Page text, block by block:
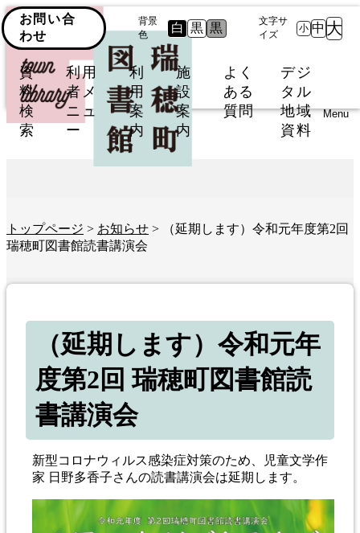
お問い合
わせ
背景
色
白 黒 黒
文字サ
イズ
小 中 大
資
料
検
索
利用
者メ
ニュ
ー
利
用
案
内
施
設
案
内
よく
ある
質問
デジ
タル
地域
資料
Menu
トップページ > お知らせ > （延期します）令和元年度第2回
瑞穂町図書館読書講演会
（延期します）令和元年
度第2回 瑞穂町図書館読
書講演会
新型コロナウィルス感染症対策のため、児童文学作
家 日野多香子さんの読書講演会は延期します。